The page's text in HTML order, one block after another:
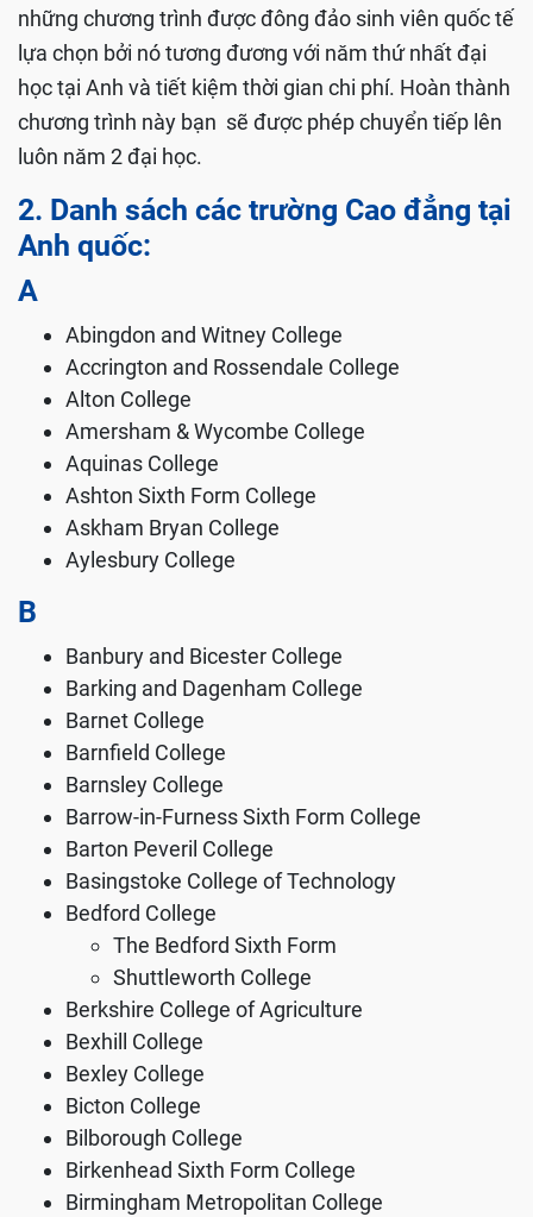
những chương trình được đông đảo sinh viên quốc tế
lựa chọn bởi nó tương đương với năm thứ nhất đại
học tại Anh và tiết kiệm thời gian chi phí. Hoàn thành
chương trình này bạn sẽ được phép chuyển tiếp lên
luôn năm 2 đại học.
2. Danh sách các trường Cao đẳng tại
Anh quốc:
A
Abingdon and Witney College
Accrington and Rossendale College
Alton College
Amersham & Wycombe College
Aquinas College
Ashton Sixth Form College
Askham Bryan College
Aylesbury College
B
Banbury and Bicester College
Barking and Dagenham College
Barnet College
Barnfield College
Barnsley College
Barrow-in-Furness Sixth Form College
Barton Peveril College
Basingstoke College of Technology
Bedford College
The Bedford Sixth Form
Shuttleworth College
Berkshire College of Agriculture
Bexhill College
Bexley College
Bicton College
Bilborough College
Birkenhead Sixth Form College
Birmingham Metropolitan College